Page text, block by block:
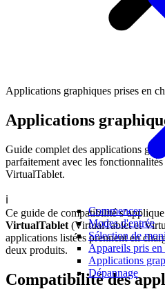
Commencer
Modes d'entrée
Sélection de
Appareils pris en
Applications
Dépannage
Applications graphiques prises en
Applications
Guide complet des applications
parfaitement avec les
VirtualTablet.
ℹ️
Ce guide de compatibilité
VirtualTablet (VirtualTablet et
applications listées prennent en
deux produits.
Compatibilité des